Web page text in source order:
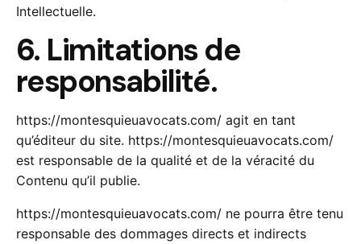
Intellectuelle.
6. Limitations de
responsabilité.
https://montesquieuavocats.com/ agit en tant
qu’éditeur du site. https://montesquieuavocats.com/
est responsable de la qualité et de la véracité du
Contenu qu’il publie.
https://montesquieuavocats.com/ ne pourra être tenu
responsable des dommages directs et indirects